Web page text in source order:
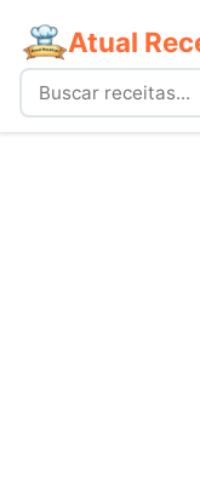
Atual
Buscar
por: